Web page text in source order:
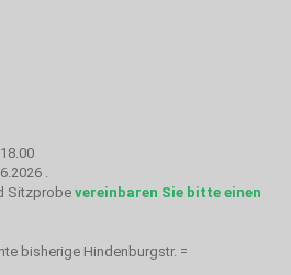
.
Sitzprobe vereinbaren Sie bitte einen
bisherige Hindenburgstr. =